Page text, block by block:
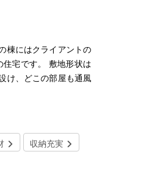
棟にはクライアントの
宅です。 敷地形状は
け、どこの部屋も通風
収納充実